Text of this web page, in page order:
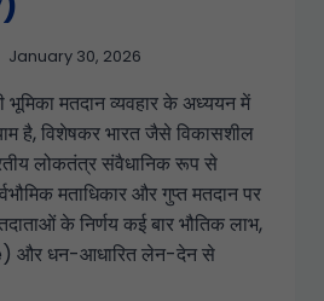
January 30, 2026
मतदान व्यवहार के अध्ययन में
है, विशेषकर भारत जैसे विकासशील
लोकतंत्र संवैधानिक रूप से
मताधिकार और गुप्त मतदान पर
के निर्णय कई बार भौतिक लाभ,
और धन-आधारित लेन-देन से